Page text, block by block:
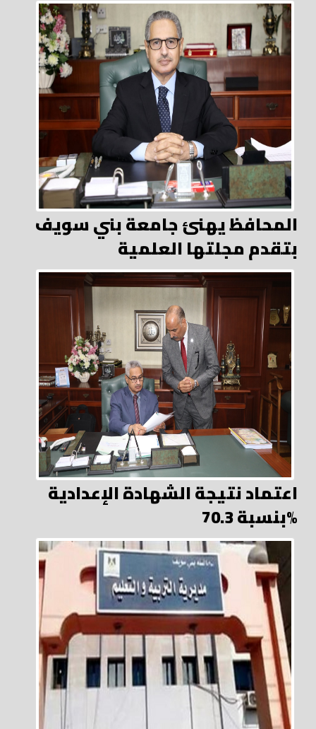
المحافظ يهنئ جامعة بني سويف
بتقدم مجلتها العلمية
اعتماد نتيجة الشهادة الإعدادية
بنسبة 70.3%